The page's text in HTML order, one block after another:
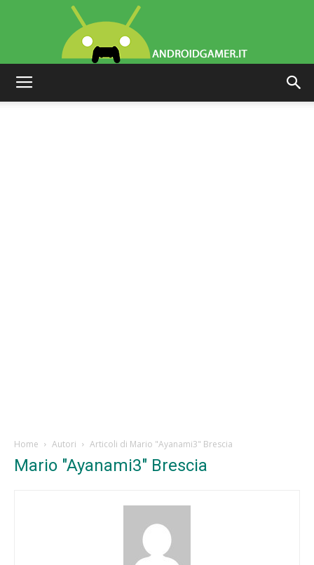
Home Autori Articoli di Mario "Ayanami3" Brescia
Mario "Ayanami3" Brescia